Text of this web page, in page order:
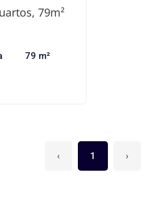
79m²
79 m²
‹ 1 ›